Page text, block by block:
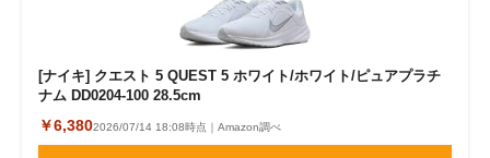
[ナイキ] クエスト 5 QUEST 5 ホワイト/ホワイト/ピュアプラチ
ナム DD0204-100 28.5cm
￥6,3802026/07/14 18:08時点｜Amazon調べ